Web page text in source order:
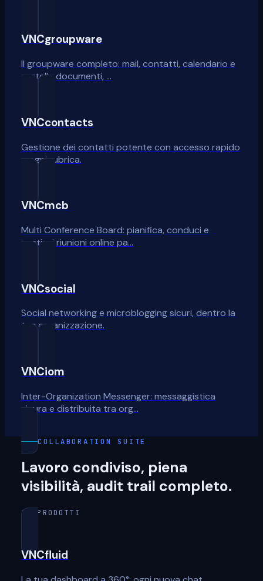
VNCgroupware
Il groupware completo: mail, contatti, calendario e
cartella documenti, …
VNCcontacts
Gestione dei contatti potente con accesso rapido
a ogni rubrica.
VNCmcb
Multi Conference Board: pianifica, conduci e
gestisci riunioni online pa…
VNCsocial
Social networking e microblogging sicuri, dentro la
tua organizzazione.
VNCiom
Inter-Organization Messenger: messaggistica
sicura e distribuita tra org…
COLLABORATION SUITE
Lavoro condiviso, piena
visibilità, audit trail completo.
10 PRODOTTI
VNCfluid